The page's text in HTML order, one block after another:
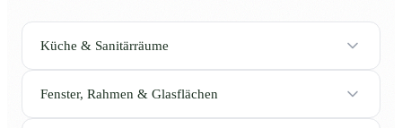
Küche & Sanitärräume
Fenster, Rahmen & Glasflächen